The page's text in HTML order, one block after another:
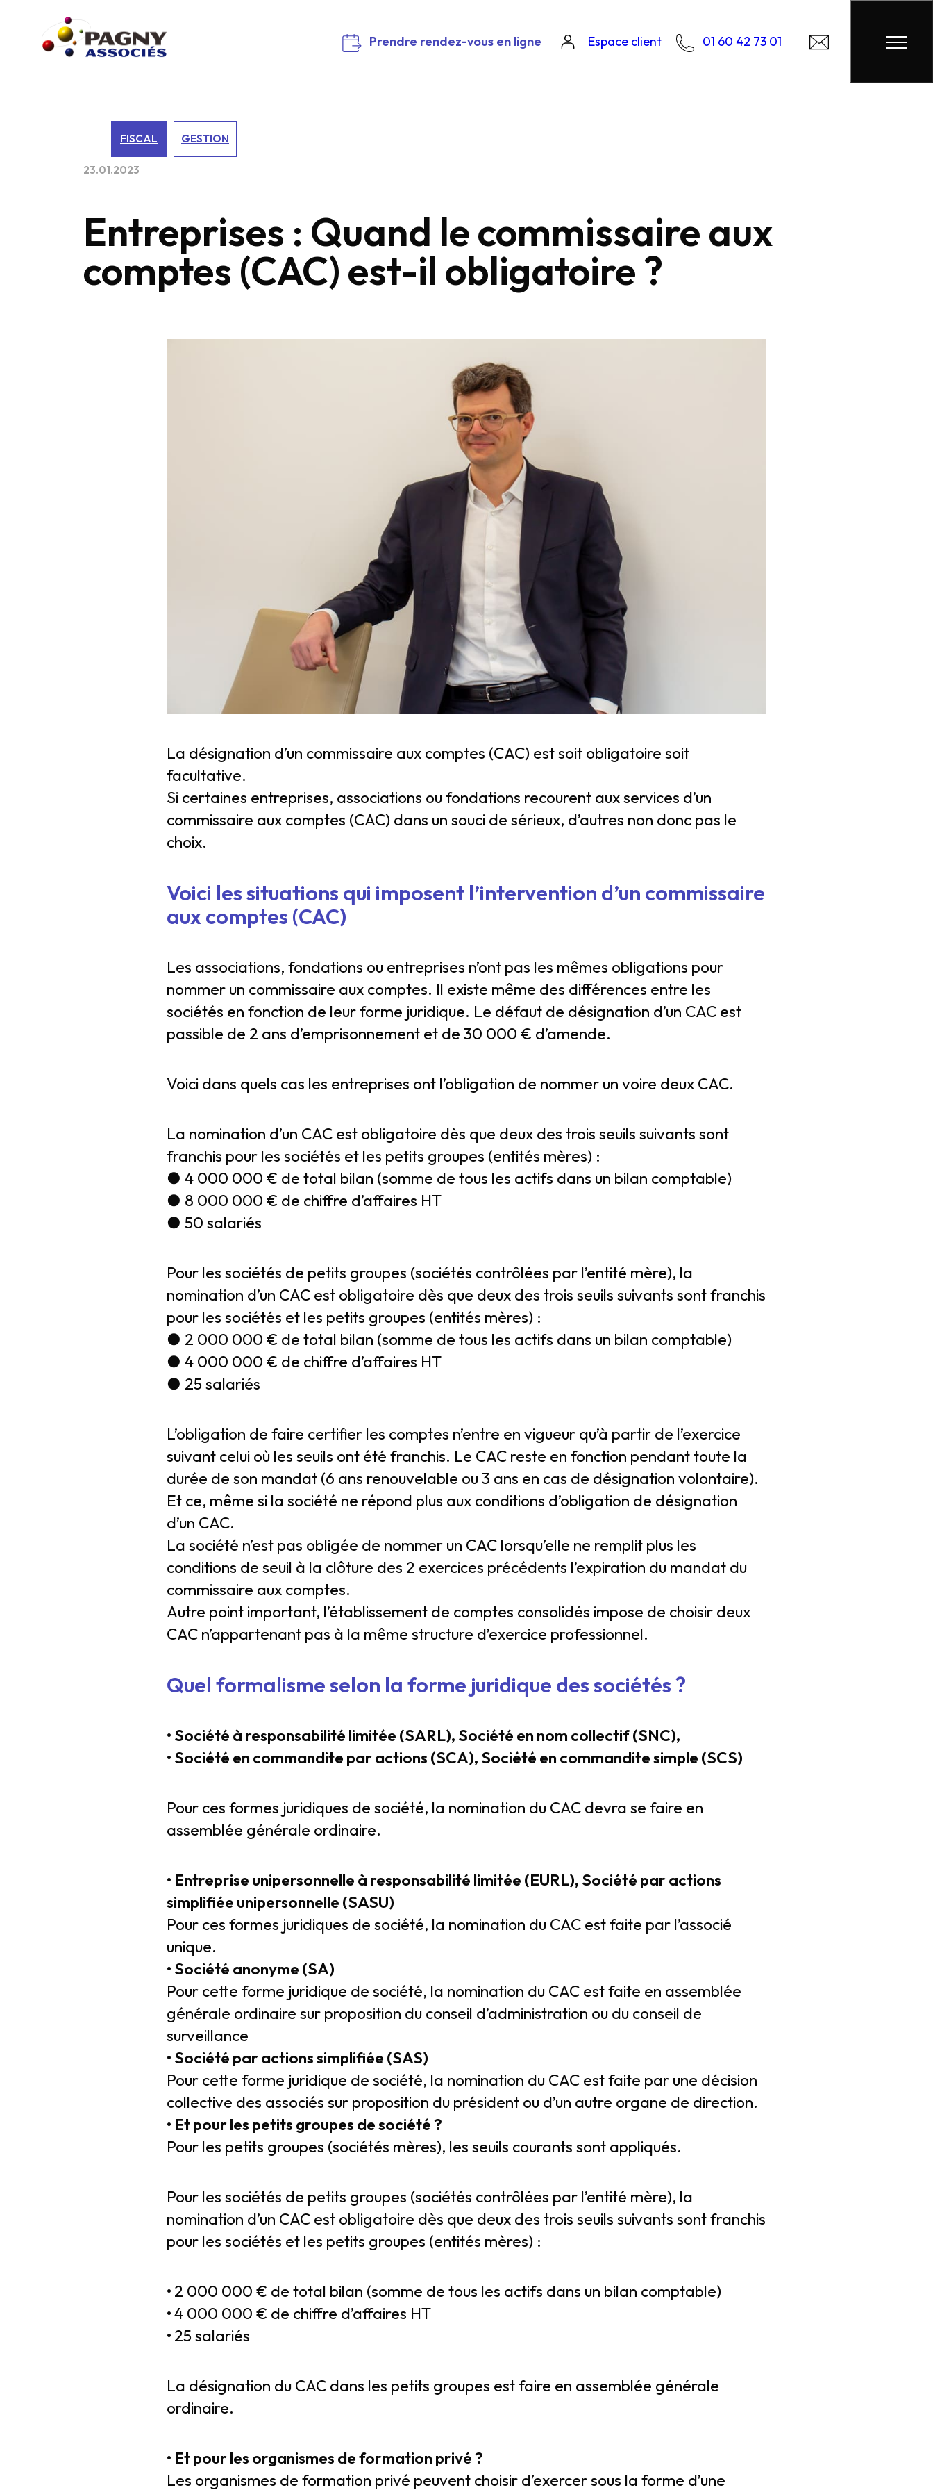
Prendre rendez-vous en ligne Espace client 01 60 42 73 01
FISCAL GESTION
23.01.2023
Entreprises : Quand le commissaire aux
comptes (CAC) est-il obligatoire ?
La désignation d’un commissaire aux comptes (CAC) est soit obligatoire soit
facultative.
Si certaines entreprises, associations ou fondations recourent aux services d’un
commissaire aux comptes (CAC) dans un souci de sérieux, d’autres non donc pas le
choix.
Voici les situations qui imposent l’intervention d’un commissaire
aux comptes (CAC)
Les associations, fondations ou entreprises n’ont pas les mêmes obligations pour
nommer un commissaire aux comptes. Il existe même des différences entre les
sociétés en fonction de leur forme juridique. Le défaut de désignation d’un CAC est
passible de 2 ans d’emprisonnement et de 30 000 € d’amende.
Voici dans quels cas les entreprises ont l’obligation de nommer un voire deux CAC.
La nomination d’un CAC est obligatoire dès que deux des trois seuils suivants sont
franchis pour les sociétés et les petits groupes (entités mères) :
● 4 000 000 € de total bilan (somme de tous les actifs dans un bilan comptable)
● 8 000 000 € de chiffre d’affaires HT
● 50 salariés
Pour les sociétés de petits groupes (sociétés contrôlées par l’entité mère), la
nomination d’un CAC est obligatoire dès que deux des trois seuils suivants sont franchis
pour les sociétés et les petits groupes (entités mères) :
● 2 000 000 € de total bilan (somme de tous les actifs dans un bilan comptable)
● 4 000 000 € de chiffre d’affaires HT
● 25 salariés
L’obligation de faire certifier les comptes n’entre en vigueur qu’à partir de l’exercice
suivant celui où les seuils ont été franchis. Le CAC reste en fonction pendant toute la
durée de son mandat (6 ans renouvelable ou 3 ans en cas de désignation volontaire).
Et ce, même si la société ne répond plus aux conditions d’obligation de désignation
d’un CAC.
La société n’est pas obligée de nommer un CAC lorsqu’elle ne remplit plus les
conditions de seuil à la clôture des 2 exercices précédents l’expiration du mandat du
commissaire aux comptes.
Autre point important, l’établissement de comptes consolidés impose de choisir deux
CAC n’appartenant pas à la même structure d’exercice professionnel.
Quel formalisme selon la forme juridique des sociétés ?
• Société à responsabilité limitée (SARL), Société en nom collectif (SNC),
• Société en commandite par actions (SCA), Société en commandite simple (SCS)
Pour ces formes juridiques de société, la nomination du CAC devra se faire en
assemblée générale ordinaire.
• Entreprise unipersonnelle à responsabilité limitée (EURL), Société par actions
simplifiée unipersonnelle (SASU)
Pour ces formes juridiques de société, la nomination du CAC est faite par l’associé
unique.
• Société anonyme (SA)
Pour cette forme juridique de société, la nomination du CAC est faite en assemblée
générale ordinaire sur proposition du conseil d’administration ou du conseil de
surveillance
• Société par actions simplifiée (SAS)
Pour cette forme juridique de société, la nomination du CAC est faite par une décision
collective des associés sur proposition du président ou d’un autre organe de direction.
• Et pour les petits groupes de société ?
Pour les petits groupes (sociétés mères), les seuils courants sont appliqués.
Pour les sociétés de petits groupes (sociétés contrôlées par l’entité mère), la
nomination d’un CAC est obligatoire dès que deux des trois seuils suivants sont franchis
pour les sociétés et les petits groupes (entités mères) :
• 2 000 000 € de total bilan (somme de tous les actifs dans un bilan comptable)
•4 000 000 € de chiffre d’affaires HT
• 25 salariés
La désignation du CAC dans les petits groupes est faire en assemblée générale
ordinaire.
• Et pour les organismes de formation privé ?
Les organismes de formation privé peuvent choisir d’exercer sous la forme d’une